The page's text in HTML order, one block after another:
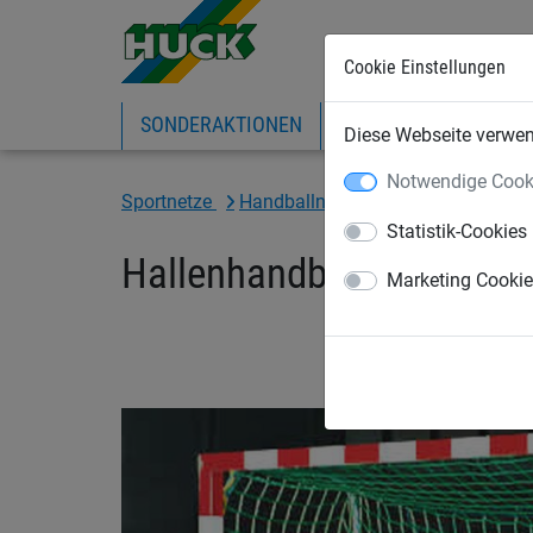
Cookie Einstellungen
Diese Webseite
Notwendige
Statistik-Cookies
Marketing
SONDERAKTIONEN EXPRESS-SHOP
Sportnetze Handballnetze
Hallenhandball-Tornetz